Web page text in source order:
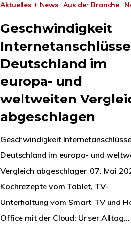
Aktuelles + News Aus der Branche
Geschwindigkeit
Deutschland im
europa- und
weltweiten
abgeschlagen
Geschwindigkeit
Deutschland im europa- und
Vergleich abgeschlagen 07. Mai
Kochrezepte vom Tablet, TV-
Unterhaltung vom Smart-TV und
Office mit der Cloud: Unser Alltag…